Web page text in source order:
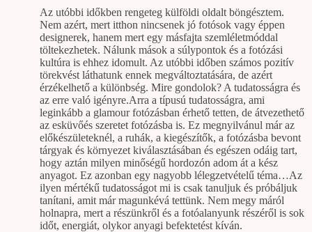
Az utóbbi időkben rengeteg külföldi oldalt böngésztem.
Nem azért, mert itthon nincsenek jó fotósok vagy éppen
designerek, hanem mert egy másfajta szemléletmóddal
töltekezhetek. Nálunk mások a súlypontok és a fotózási
kultúra is ehhez idomult. Az utóbbi időben számos pozitív
törekvést láthatunk ennek megváltoztatására, de azért
érzékelhető a különbség. Mire gondolok? A tudatosságra és
az erre való igényre.Arra a típusú tudatosságra, ami
leginkább a glamour fotózásban érhető tetten, de átvezethető
az esküvőés szeretet fotózásba is. Ez megnyilvánul már az
előkészületeknél, a ruhák, a kiegészítők, a fotózásba bevont
tárgyak és környezet kiválasztásában és egészen odáig tart,
hogy aztán milyen minőségű hordozón adom át a kész
anyagot. Ez azonban egy nagyobb lélegzetvételű téma…Az
ilyen mértékű tudatosságot mi is csak tanuljuk és próbáljuk
tanítani, amit már magunkévá tettünk. Nem megy máról
holnapra, mert a részünkről és a fotóalanyunk részéről is sok
időt, energiát, olykor anyagi befektetést kíván.